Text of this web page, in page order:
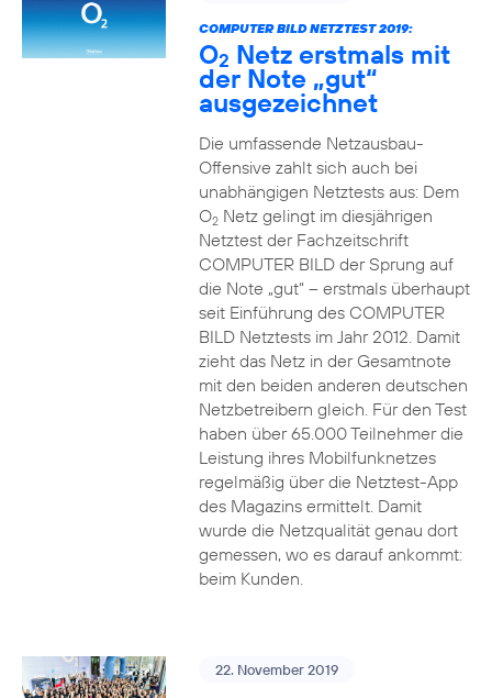
COMPUTER BILD NETZTEST 2019:
O2 Netz erstmals mit
der Note „gut“
ausgezeichnet
Die umfassende Netzausbau-
Offensive zahlt sich auch bei
unabhängigen Netztests aus: Dem
O2Netz gelingt im diesjährigen
Netztest der Fachzeitschrift
COMPUTER BILD der Sprung auf
die Note „gut“ – erstmals überhaupt
seit Einführung des COMPUTER
BILD Netztests im Jahr 2012. Damit
zieht das Netz in der Gesamtnote
mit den beiden anderen deutschen
Netzbetreibern gleich. Für den Test
haben über 65.000 Teilnehmer die
Leistung ihres Mobilfunknetzes
regelmäßig über die Netztest-App
des Magazins ermittelt. Damit
wurde die Netzqualität genau dort
gemessen, wo es darauf ankommt:
beim Kunden.
22. November 2019